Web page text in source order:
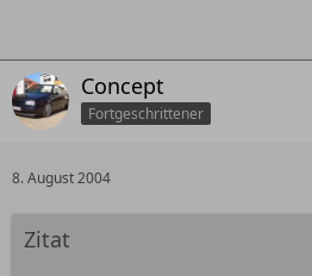
Concept
Fortgeschrittener
8. August 2004
Zitat